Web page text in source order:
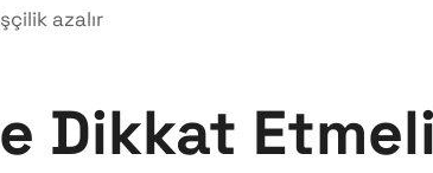
azalır
Dikkat